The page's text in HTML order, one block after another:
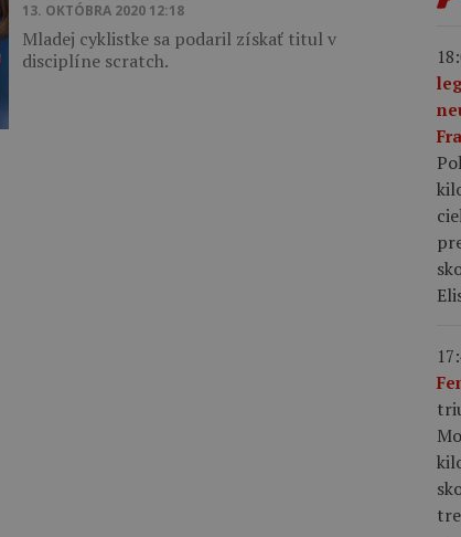
13. OKTÓBRA 2020 12:18
Mladej cyklistke sa podaril získať titul v
disciplíne scratch.